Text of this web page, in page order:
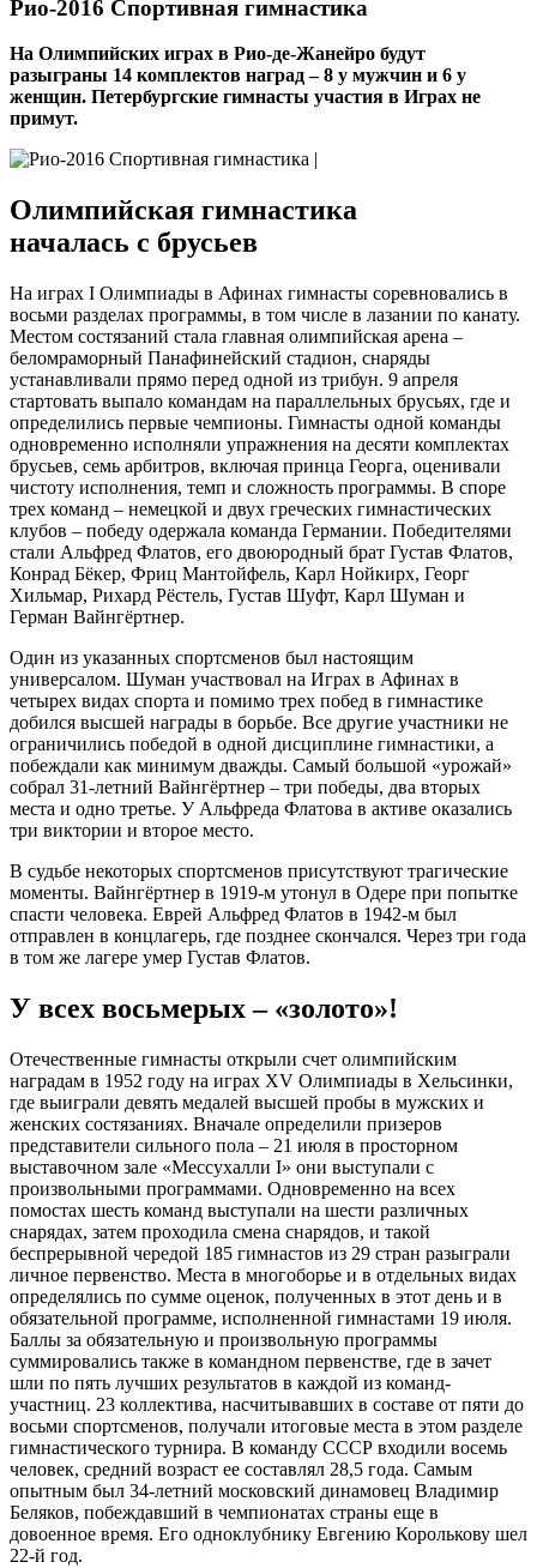
Рио-2016 Спортивная гимнастика
На Олимпийских играх в Рио-де-Жанейро будут
разыграны 14 комплектов наград – 8 у мужчин и 6 у
женщин. Петербургские гимнасты участия в Играх не
примут.
Олимпийская гимнастика
началась с брусьев
На играх I Олимпиады в Афинах гимнасты соревновались в
восьми разделах программы, в том числе в лазании по канату.
Местом состязаний стала главная олимпийская арена –
беломраморный Панафинейский стадион, снаряды
устанавливали прямо перед одной из трибун. 9 апреля
стартовать выпало командам на параллельных брусьях, где и
определились первые чемпионы. Гимнасты одной команды
одновременно исполняли упражнения на десяти комплектах
брусьев, семь арбитров, включая принца Георга, оценивали
чистоту исполнения, темп и сложность программы. В споре
трех команд – немецкой и двух греческих гимнастических
клубов – победу одержала команда Германии. Победителями
стали Альфред Флатов, его двоюродный брат Густав Флатов,
Конрад Бёкер, Фриц Мантойфель, Карл Нойкирх, Георг
Хильмар, Рихард Рёстель, Густав Шуфт, Карл Шуман и
Герман Вайнгёртнер.
Один из указанных спортсменов был настоящим
универсалом. Шуман участвовал на Играх в Афинах в
четырех видах спорта и помимо трех побед в гимнастике
добился высшей награды в борьбе. Все другие участники не
ограничились победой в одной дисциплине гимнастики, а
побеждали как минимум дважды. Самый большой «урожай»
собрал 31-летний Вайнгёртнер – три победы, два вторых
места и одно третье. У Альфреда Флатова в активе оказались
три виктории и второе место.
В судьбе некоторых спортсменов присутствуют трагические
моменты. Вайнгёртнер в 1919-м утонул в Одере при попытке
спасти человека. Еврей Альфред Флатов в 1942-м был
отправлен в концлагерь, где позднее скончался. Через три года
в том же лагере умер Густав Флатов.
У всех восьмерых – «золото»!
Отечественные гимнасты открыли счет олимпийским
наградам в 1952 году на играх XV Олимпиады в Хельсинки,
где выиграли девять медалей высшей пробы в мужских и
женских состязаниях. Вначале определили призеров
представители сильного пола – 21 июля в просторном
выставочном зале «Мессухалли I» они выступали с
произвольными программами. Одновременно на всех
помостах шесть команд выступали на шести различных
снарядах, затем проходила смена снарядов, и такой
беспрерывной чередой 185 гимнастов из 29 стран разыграли
личное первенство. Места в многоборье и в отдельных видах
определялись по сумме оценок, полученных в этот день и в
обязательной программе, исполненной гимнастами 19 июля.
Баллы за обязательную и произвольную программы
суммировались также в командном первенстве, где в зачет
шли по пять лучших результатов в каждой из команд-
участниц. 23 коллектива, насчитывавших в составе от пяти до
восьми спортсменов, получали итоговые места в этом разделе
гимнастического турнира. В команду СССР входили восемь
человек, средний возраст ее составлял 28,5 года. Самым
опытным был 34-летний московский динамовец Владимир
Беляков, побеждавший в чемпионатах страны еще в
довоенное время. Его одноклубнику Евгению Королькову шел
22-й год.